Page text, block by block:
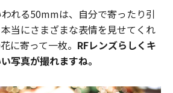
われる50mmは、自分で寄ったり引
当にさまざまな表情を見せてくれ
に寄って一枚。 RFレンズらしくキ
写真が撮れますね。